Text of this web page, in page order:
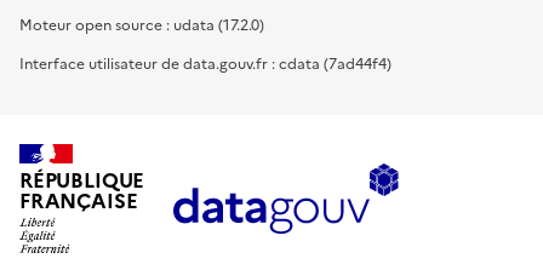
Moteur open source : udata (17.2.0)
Interface utilisateur de data.gouv.fr : cdata (7ad44f4)
RÉPUBLIQUE
FRANÇAISE